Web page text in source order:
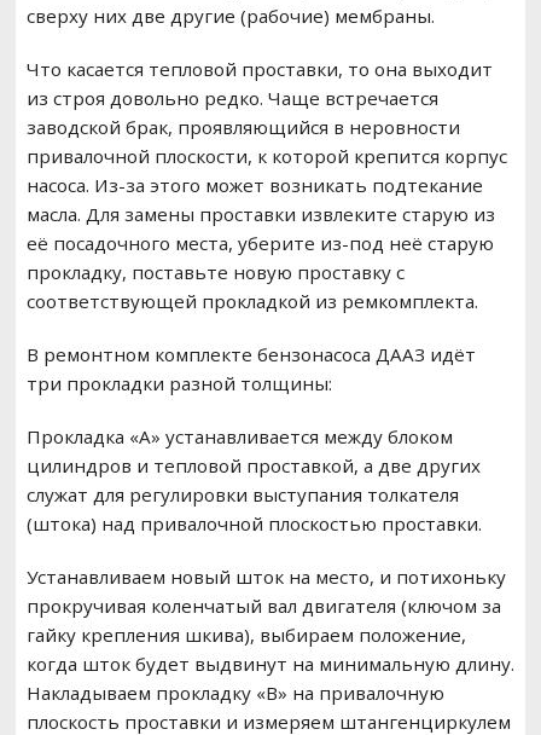
сверху них две другие (рабочие) мембраны.
Что касается тепловой проставки, то она выходит
из строя довольно редко. Чаще встречается
заводской брак, проявляющийся в неровности
привалочной плоскости, к которой крепится корпус
насоса. Из-за этого может возникать подтекание
масла. Для замены проставки извлеките старую из
её посадочного места, уберите из-под неё старую
прокладку, поставьте новую проставку с
соответствующей прокладкой из ремкомплекта.
В ремонтном комплекте бензонасоса ДААЗ идёт
три прокладки разной толщины:
Прокладка «А» устанавливается между блоком
цилиндров и тепловой проставкой, а две других
служат для регулировки выступания толкателя
(штока) над привалочной плоскостью проставки.
Устанавливаем новый шток на место, и потихоньку
прокручивая коленчатый вал двигателя (ключом за
гайку крепления шкива), выбираем положение,
когда шток будет выдвинут на минимальную длину.
Накладываем прокладку «B» на привалочную
плоскость проставки и измеряем штангенциркулем